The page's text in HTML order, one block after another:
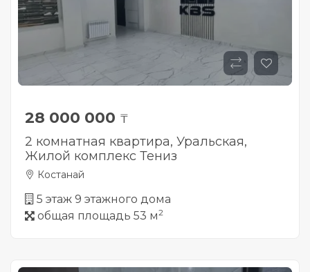
28 000 000 ₸
2 комнатная квартира, Уральская,
Жилой комплекс Тениз
Костанай
5 этаж 9 этажного дома
общая площадь 53 м2